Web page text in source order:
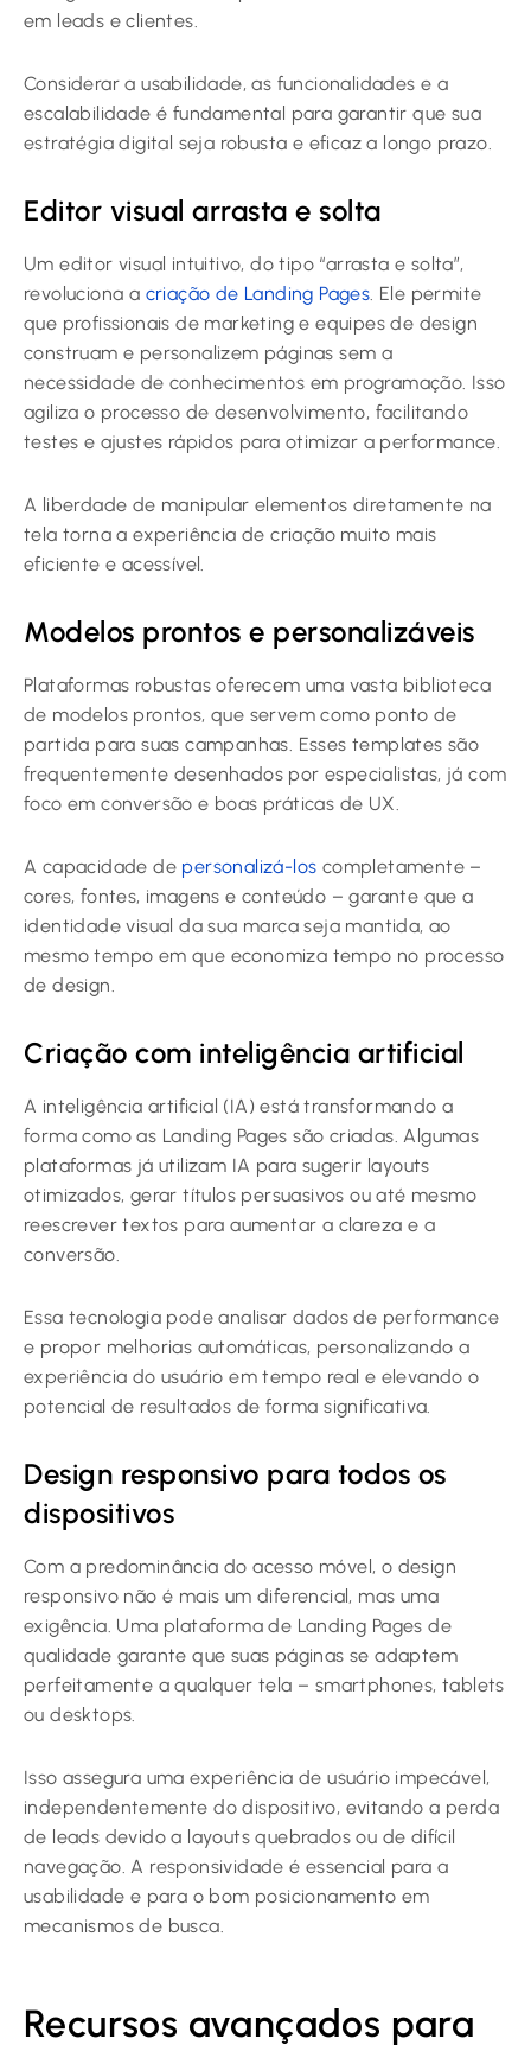
em leads e clientes.
Considerar a usabilidade, as funcionalidades e a
escalabilidade é fundamental para garantir que sua
estratégia digital seja robusta e eficaz a longo prazo.
Editor visual arrasta e solta
Um editor visual intuitivo, do tipo “arrasta e solta”,
revoluciona a criação de Landing Pages . Ele permite
que profissionais de marketing e equipes de design
construam e personalizem páginas sem a
necessidade de conhecimentos em programação. Isso
agiliza o processo de desenvolvimento, facilitando
testes e ajustes rápidos para otimizar a performance.
A liberdade de manipular elementos diretamente na
tela torna a experiência de criação muito mais
eficiente e acessível.
Modelos prontos e personalizáveis
Plataformas robustas oferecem uma vasta biblioteca
de modelos prontos, que servem como ponto de
partida para suas campanhas. Esses templates são
frequentemente desenhados por especialistas, já com
foco em conversão e boas práticas de UX.
A capacidade de personalizá-los completamente –
cores, fontes, imagens e conteúdo – garante que a
identidade visual da sua marca seja mantida, ao
mesmo tempo em que economiza tempo no processo
de design.
Criação com inteligência artificial
A inteligência artificial (IA) está transformando a
forma como as Landing Pages são criadas. Algumas
plataformas já utilizam IA para sugerir layouts
otimizados, gerar títulos persuasivos ou até mesmo
reescrever textos para aumentar a clareza e a
conversão.
Essa tecnologia pode analisar dados de performance
e propor melhorias automáticas, personalizando a
experiência do usuário em tempo real e elevando o
potencial de resultados de forma significativa.
Design responsivo para todos os
dispositivos
Com a predominância do acesso móvel, o design
responsivo não é mais um diferencial, mas uma
exigência. Uma plataforma de Landing Pages de
qualidade garante que suas páginas se adaptem
perfeitamente a qualquer tela – smartphones, tablets
ou desktops.
Isso assegura uma experiência de usuário impecável,
independentemente do dispositivo, evitando a perda
de leads devido a layouts quebrados ou de difícil
navegação. A responsividade é essencial para a
usabilidade e para o bom posicionamento em
mecanismos de busca.
Recursos avançados para